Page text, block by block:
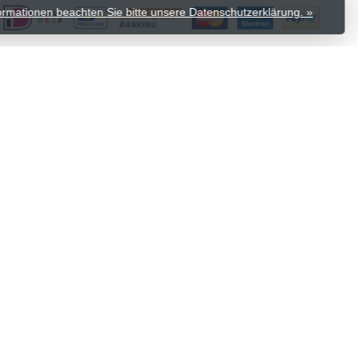
beachten Sie bitte unsere Datenschutzerklärung. »